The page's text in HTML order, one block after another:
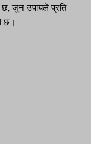
छ, जुन उपायले प्रति
छ।